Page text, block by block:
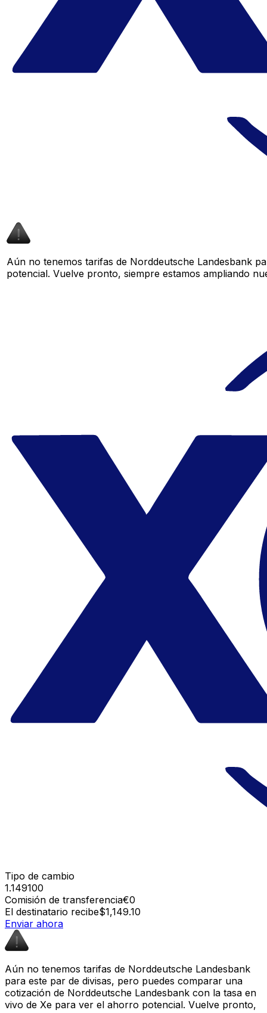
Aún no tenemos tarifas de Norddeutsche Landesbank
potencial. Vuelve pronto, siempre estamos ampliando
Tipo de cambio
1.149100
Comisión de transferencia€0
El destinatario recibe$1,149.10
Enviar ahora
Aún no tenemos tarifas de Norddeutsche Landesbank
para este par de divisas, pero puedes comparar una
cotización de Norddeutsche Landesbank con la tasa en
vivo de Xe para ver el ahorro potencial. Vuelve pronto,